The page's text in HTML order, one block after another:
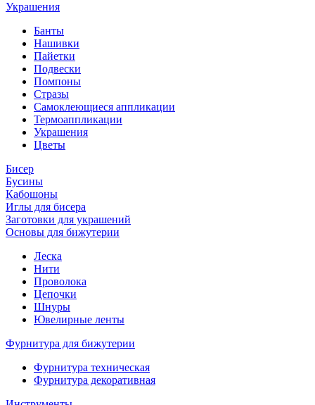
Украшения
Банты
Нашивки
Пайетки
Подвески
Помпоны
Стразы
Самоклеющиеся аппликации
Термоаппликации
Украшения
Цветы
Бисер
Бусины
Кабошоны
Иглы для бисера
Заготовки для украшений
Основы для бижутерии
Леска
Нити
Проволока
Цепочки
Шнуры
Ювелирные ленты
Фурнитура для бижутерии
Фурнитура техническая
Фурнитура декоративная